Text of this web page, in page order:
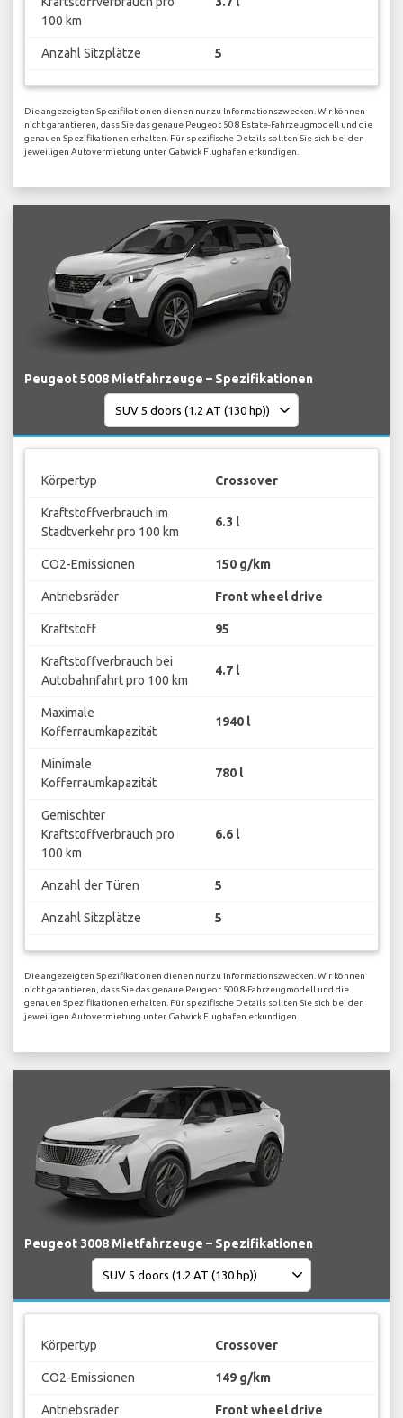
100 km
Anzahl Sitzplätze 5
Die angezeigten Spezifikationen dienen nur zu Informationszwecken. Wir können
nicht garantieren, dass Sie das genaue Peugeot 508 Estate-Fahrzeugmodell und die
genauen Spezifikationen erhalten. Für spezifische Details sollten Sie sich bei der
jeweiligen Autovermietung unter Gatwick Flughafen erkundigen.
Peugeot 5008 Mietfahrzeuge – Spezifikationen
Körpertyp Crossover
Kraftstoffverbrauch im
Stadtverkehr pro 100 km
6.3 l
CO2-Emissionen 150 g/km
Antriebsräder Front wheel drive
Kraftstoff 95
Kraftstoffverbrauch bei
Autobahnfahrt pro 100 km
4.7 l
Maximale
Kofferraumkapazität
1940 l
Minimale
Kofferraumkapazität
780 l
Gemischter
Kraftstoffverbrauch pro
100 km
6.6 l
Anzahl der Türen 5
Anzahl Sitzplätze 5
Die angezeigten Spezifikationen dienen nur zu Informationszwecken. Wir können
nicht garantieren, dass Sie das genaue Peugeot 5008-Fahrzeugmodell und die
genauen Spezifikationen erhalten. Für spezifische Details sollten Sie sich bei der
jeweiligen Autovermietung unter Gatwick Flughafen erkundigen.
Peugeot 3008 Mietfahrzeuge – Spezifikationen
Körpertyp Crossover
CO2-Emissionen 149 g/km
Antriebsräder Front wheel drive